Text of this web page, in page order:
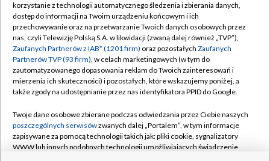
TVP
Abonament TVP
Emisja w TVP
Centrum informacji TVP
Naziemna Telewizja Cyfrowa
Rada Programowa
System NOS
Regulamin TVP
Polityka prywatności
Moje zgody
Pomoc
Kontakt
korzystanie z technologii automatycznego śledzenia i zbierania danych,
dostęp do informacji na Twoim urządzeniu końcowym i ich
przechowywanie oraz na przetwarzanie Twoich danych osobowych przez
nas, czyli Telewizję Polską S.A. w likwidacji (zwaną dalej również „TVP”),
Zaufanych Partnerów z IAB* (1201 firm) oraz pozostałych Zaufanych
Partnerów TVP (93 firm), w celach marketingowych (w tym do
zautomatyzowanego dopasowania reklam do Twoich zainteresowań i
mierzenia ich skuteczności) i pozostałych, które wskazujemy poniżej, a
także zgody na udostępnianie przez nas identyfikatora PPID do Google.
Twoje dane osobowe zbierane podczas odwiedzania przez Ciebie naszych
poszczególnych serwisówzwanych dalej „Portalem”, w tym informacje
zapisywane za pomocą technologii takich jak: pliki cookie, sygnalizatory
WWW lub innych podobnych technologii umożliwiających świadczenie